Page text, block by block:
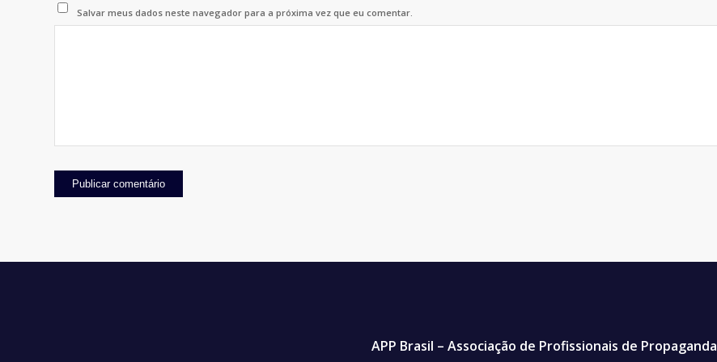
Salvar meus dados neste navegador para a próxima vez que eu comentar.
APP Brasil – Associação de Profissionais de Propaganda